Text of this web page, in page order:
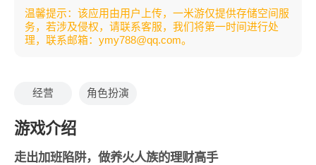
温馨提示：该应用由用户上传，一米游仅提供存储空间服
务，若涉及侵权，请联系客服，我们将第一时间进行处
理，联系邮箱：ymy788@qq.com。
经营 角色扮演
游戏介绍
走出加班陷阱，做养火人族的理财高手